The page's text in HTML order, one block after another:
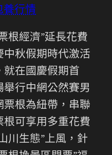
養行情
根經濟”延長花費
中秋假期時代激活
在國慶假期首
舉行中網公然賽男
票根為紐帶，串聯
根可享用多重花費
川生態”上風，針